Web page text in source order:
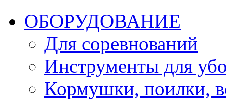
ОБОРУДОВАНИЕ
Для соревнований
Инструменты для
Кормушки, поилки,